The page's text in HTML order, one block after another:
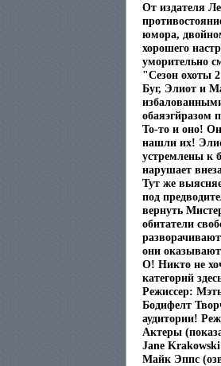
От издателя
юмора,
хорошего
уморительно
"Сезон охоты
Буг, Элиот и
обаяэгйразом
То-то и оно!
нашли их!
устремлены к
нарушает
Тут же
под
вернуть
обитатели
они
О! Никто не
категорий
Режиссер:
Бодифелт
аудитории!
Актеры
Jane
Майк Эппс